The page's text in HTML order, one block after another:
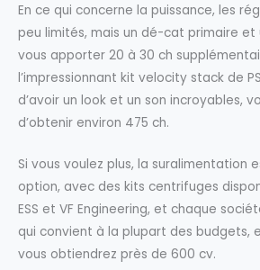
En ce qui concerne la puissance, les
peu limités, mais un dé-cat primaire
vous apporter 20 à 30 ch
l’impressionnant kit velocity stack de
d’avoir un look et un son incroyables,
d’obtenir environ 475 ch.
Si vous voulez plus, la suralimentation
option, avec des kits centrifuges
ESS et VF Engineering, et chaque
qui convient à la plupart des budgets,
vous obtiendrez près de 600 cv.